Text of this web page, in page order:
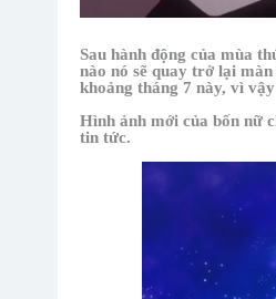
Sau hành động của mùa
nào nó sẽ quay trở lại
khoảng tháng 7 này, vì
Hình ảnh mới của bốn nữ
tin tức.